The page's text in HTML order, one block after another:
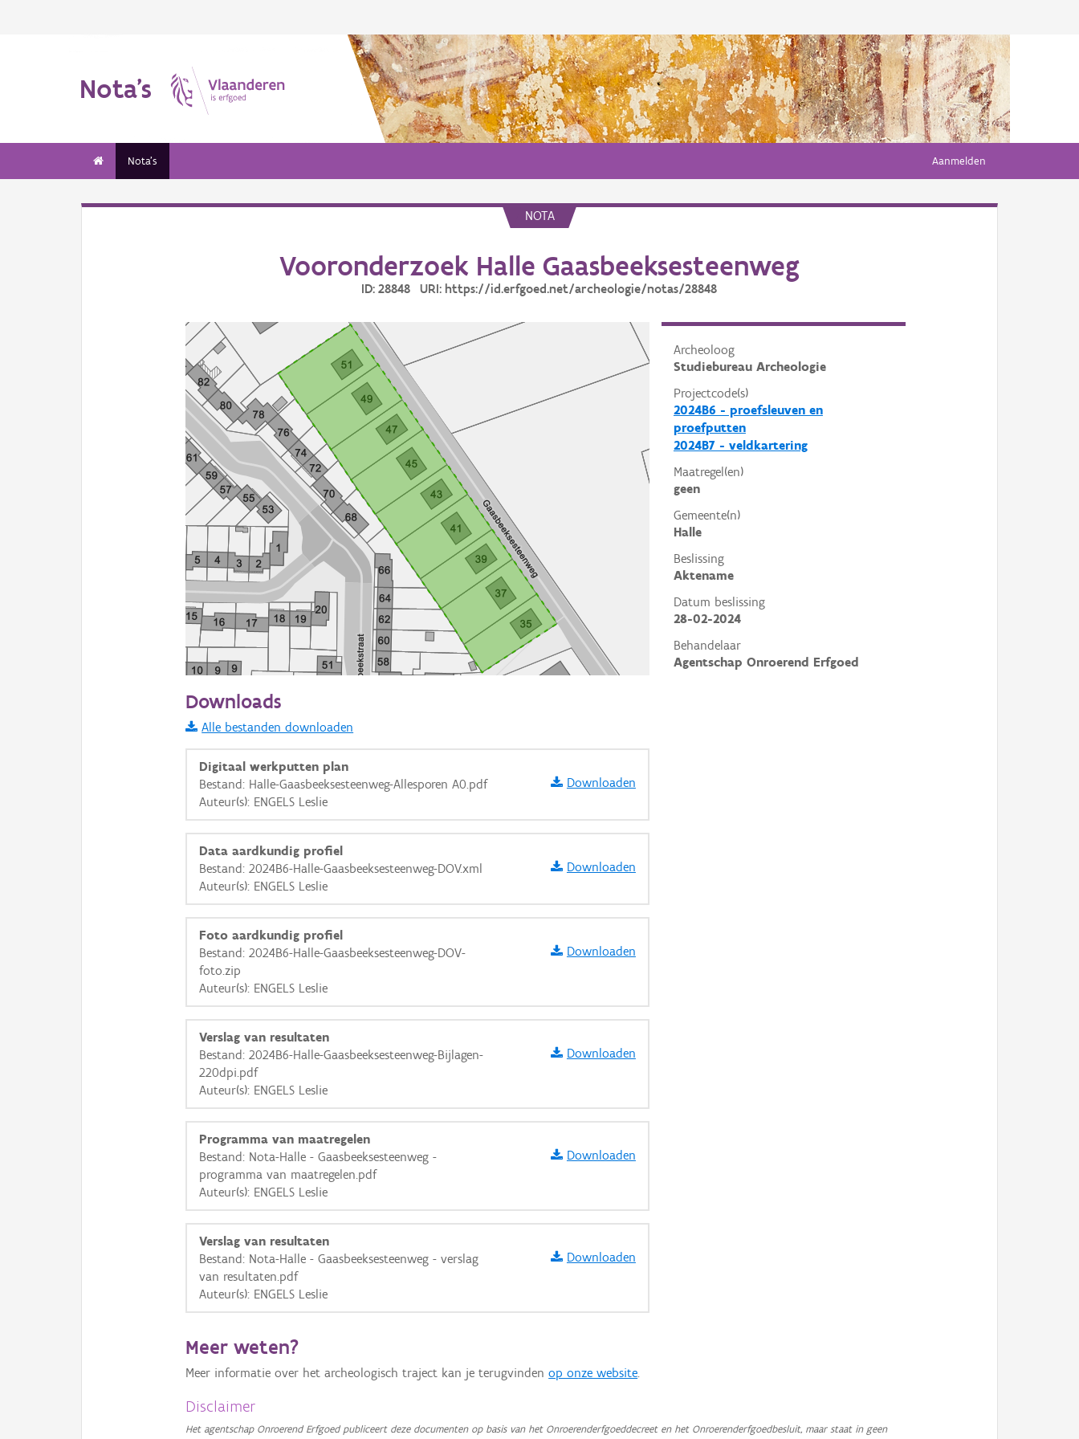
Nota's
Nota's Aanmelden
NOTA
Vooronderzoek Halle Gaasbeeksesteenweg
ID: 28848 URI: https://id.erfgoed.net/archeologie/notas/28848
Archeoloog
Studiebureau Archeologie
Projectcode(s)
2024B6 - proefsleuven en
proefputten
2024B7 - veldkartering
Maatregel(en)
geen
Gemeente(n)
Halle
Beslissing
Aktename
Datum beslissing
28-02-2024
Behandelaar
Agentschap Onroerend Erfgoed
Informatie Vlaanderen
i
+ −
OSM-Basiskaart
Ortho
GRB-Basiskaart
GRB-Basiskaart in grijswaarden
Downloads
Alle bestanden downloaden
Digitaal werkputten plan
Bestand: Halle-Gaasbeeksesteenweg-Allesporen A0.pdf
Auteur(s): ENGELS Leslie
Downloaden
Data aardkundig profiel
Bestand: 2024B6-Halle-Gaasbeeksesteenweg-DOV.xml
Auteur(s): ENGELS Leslie
Downloaden
Foto aardkundig profiel
Bestand: 2024B6-Halle-Gaasbeeksesteenweg-DOV-
foto.zip
Auteur(s): ENGELS Leslie
Downloaden
Verslag van resultaten
Bestand: 2024B6-Halle-Gaasbeeksesteenweg-Bijlagen-
220dpi.pdf
Auteur(s): ENGELS Leslie
Downloaden
Programma van maatregelen
Bestand: Nota-Halle - Gaasbeeksesteenweg -
programma van maatregelen.pdf
Auteur(s): ENGELS Leslie
Downloaden
Verslag van resultaten
Bestand: Nota-Halle - Gaasbeeksesteenweg - verslag
van resultaten.pdf
Auteur(s): ENGELS Leslie
Downloaden
Meer weten?
Meer informatie over het archeologisch traject kan je terugvindenop onze website.
Disclaimer
Het agentschap Onroerend Erfgoed publiceert deze documenten op basis van het Onroerenderfgoeddecreet en het Onroerenderfgoedbesluit, maar staat in geen